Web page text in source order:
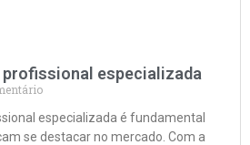
profissional especializada
especializada é fundamental
se destacar no mercado. Com a